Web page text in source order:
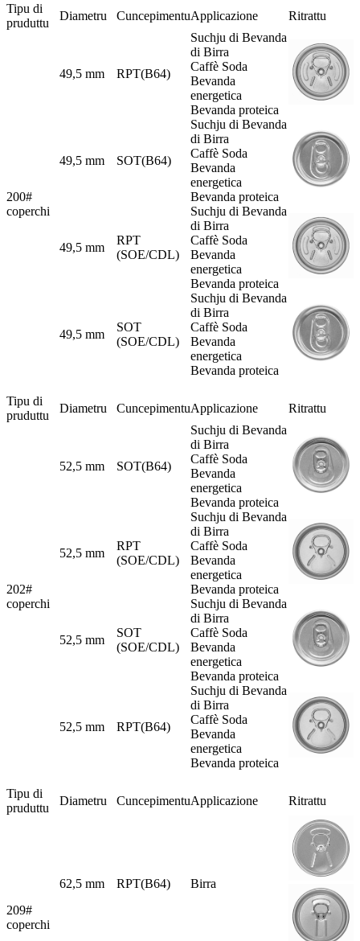
Tipu di
pruduttu
Diametru CuncepimentuApplicazione Ritrattu
200#
coperchi
49,5 mm RPT(B64)
Suchju di Bevanda
di Birra
Caffè Soda
Bevanda
energetica
Bevanda proteica
49,5 mm SOT(B64)
Suchju di Bevanda
di Birra
Caffè Soda
Bevanda
energetica
Bevanda proteica
49,5 mm
RPT
(SOE/CDL)
Suchju di Bevanda
di Birra
Caffè Soda
Bevanda
energetica
Bevanda proteica
49,5 mm
SOT
(SOE/CDL)
Suchju di Bevanda
di Birra
Caffè Soda
Bevanda
energetica
Bevanda proteica
Tipu di
pruduttu
Diametru CuncepimentuApplicazione Ritrattu
202#
coperchi
52,5 mm SOT(B64)
Suchju di Bevanda
di Birra
Caffè Soda
Bevanda
energetica
Bevanda proteica
52,5 mm
RPT
(SOE/CDL)
Suchju di Bevanda
di Birra
Caffè Soda
Bevanda
energetica
Bevanda proteica
52,5 mm
SOT
(SOE/CDL)
Suchju di Bevanda
di Birra
Caffè Soda
Bevanda
energetica
Bevanda proteica
52,5 mm RPT(B64)
Suchju di Bevanda
di Birra
Caffè Soda
Bevanda
energetica
Bevanda proteica
Tipu di
pruduttu
Diametru CuncepimentuApplicazione Ritrattu
209#
coperchi
62,5 mm RPT(B64) Birra